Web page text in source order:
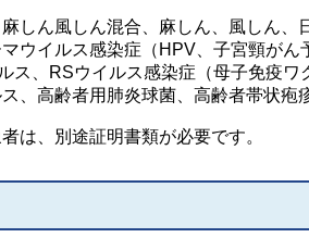
しん風しん混合、麻しん、風しん、
ウイルス感染症（HPV、子宮頸がん
ス、RSウイルス感染症（母子免疫ワ
、高齢者用肺炎球菌、高齢者帯状疱
は、別途証明書類が必要です。